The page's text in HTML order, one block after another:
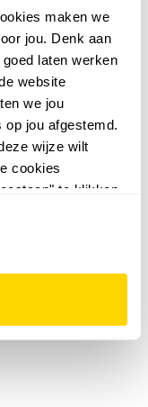
maken we
jou. Denk aan
laten werken
website
we jou
op jou afgestemd.
wijze wilt
cookies
te klikken.